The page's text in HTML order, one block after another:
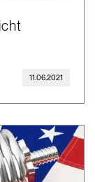
11.06.2021